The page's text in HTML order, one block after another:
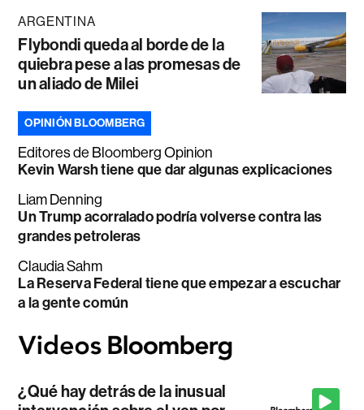
ARGENTINA
Flybondi queda al borde de la
quiebra pese a las promesas de
un aliado de Milei
OPINIÓN BLOOMBERG
Editores de Bloomberg Opinion
Kevin Warsh tiene que dar algunas explicaciones
Liam Denning
Un Trump acorralado podría volverse contra las
grandes petroleras
Claudia Sahm
La Reserva Federal tiene que empezar a escuchar
a la gente común
¿Qué hay detrás de la inusual